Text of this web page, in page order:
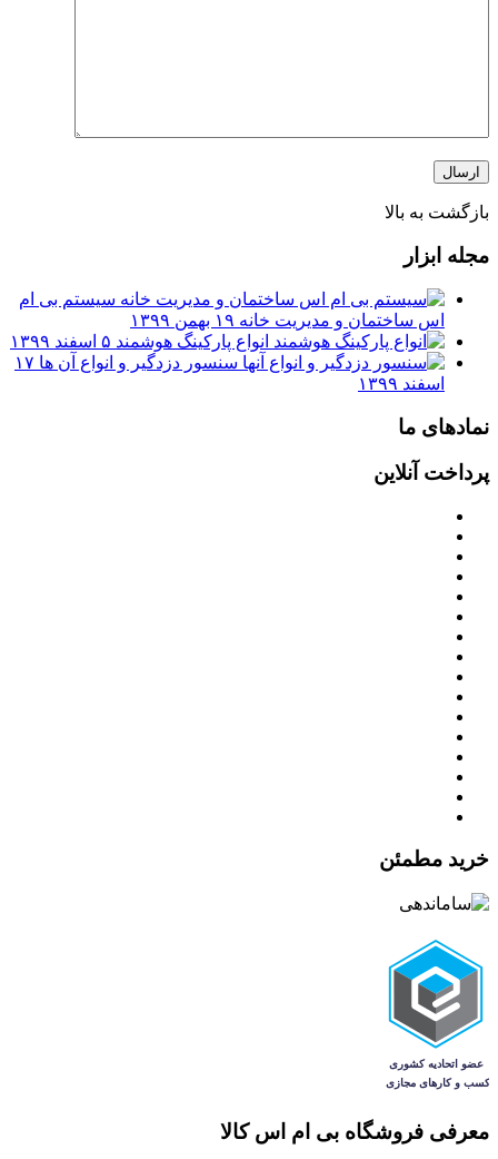
بازگشت به بالا
مجله ابزار
سیستم بی ام
اس ساختمان و مدیریت خانه ۱۹ بهمن ۱۳۹۹
انواع پارکینگ هوشمند ۵ اسفند ۱۳۹۹
سنسور دزدگیر و انواع آن ها ۱۷
اسفند ۱۳۹۹
نمادهای ما
پرداخت آنلاین
خرید مطمئن
معرفی فروشگاه بی ام اس کالا